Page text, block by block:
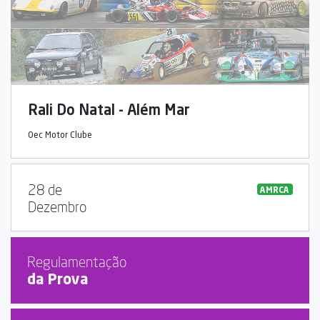
Rali Do Natal - Além Mar
Oec Motor Clube
28 de
Dezembro
AMRCA
Regulamentação
da Prova